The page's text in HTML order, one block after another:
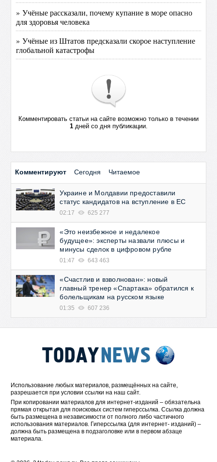
» Учёные рассказали, почему купание в море опасно
для здоровья человека
» Учёные из Штатов предсказали скорое наступление
глобальной катастрофы
Комментировать статьи на сайте возможно только в течении
1дней со дня публикации.
Комментируют Сегодня Читаемое
Украине и Молдавии предоставили
статус кандидатов на вступление в ЕС
02:17 625 277
«Это неизбежное и недалекое
будущее»: эксперты назвали плюсы и
минусы сделок в цифровом рубле
01:47 643 463
«Счастлив и взволнован»: новый
главный тренер «Спартака» обратился к
болельщикам на русском языке
01:35 607 236
Использование любых материалов, размещённых на сайте,
разрешается при условии ссылки на наш сайт.
При копировании материалов для интернет-изданий – обязательна
прямая открытая для поисковых систем гиперссылка. Ссылка должна
быть размещена в независимости от полного либо частичного
использования материалов. Гиперссылка (для интернет- изданий) –
должна быть размещена в подзаголовке или в первом абзаце
материала.